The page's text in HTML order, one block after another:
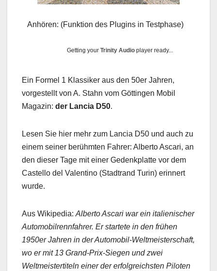
Anhören: (Funktion des Plugins in Testphase)
Getting yourTrinity Audio player ready...
Ein Formel 1 Klassiker aus den 50er Jahren,
vorgestellt von A. Stahn vom Göttingen Mobil
Magazin: der Lancia D50.
Lesen Sie hier mehr zum Lancia D50 und auch zu
einem seiner berühmten Fahrer: Alberto Ascari, an
den dieser Tage mit einer Gedenkplatte vor dem
Castello del Valentino (Stadtrand Turin) erinnert
wurde.
Aus Wikipedia: Alberto Ascari war ein italienischer
Automobilrennfahrer. Er startete in den frühen
1950er Jahren in der Automobil-Weltmeisterschaft,
wo er mit 13 Grand-Prix-Siegen und zwei
Weltmeistertiteln einer der erfolgreichsten Piloten